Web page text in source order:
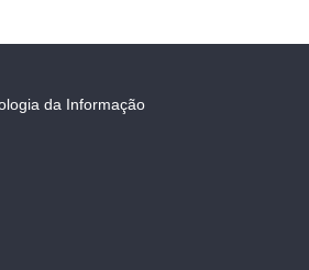
da Informação